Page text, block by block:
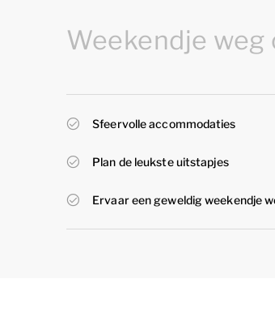
Weekendje
Sfeervolle accommodaties
Plan de leukste uitstapjes
Ervaar een geweldig weekendje